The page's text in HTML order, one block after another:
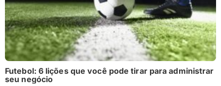
Futebol: 6 lições que você pode tirar para administrar
seu negócio